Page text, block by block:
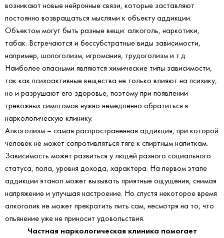
возникают новые нейронные связи, которые заставляют
постоянно возвращаться мыслями к объекту аддикции.
Объектом могут быть разные вещи: алкоголь, наркотики,
табак. Встречаются и бессубстратные виды зависимости,
например, шопоголизм, игромания, трудоголизм и т.д.
Наиболее опасными являются химические типы зависимости,
так как психоактивные вещества не только влияют на психику,
но и разрушают его здоровье, поэтому при появлении
тревожных симптомов нужно немедленно обратиться в
наркологическую клинику.
Алкоголизм – самая распространенная аддикция, при которой
человек не может сопротивляться тяге к спиртным напиткам.
Зависимость может развиться у людей разного социального
статуса, пола, уровня дохода, характера. На первом этапе
аддикции этанол может вызывать приятные ощущения, снимая
напряжение и улучшая настроение. Но спустя некоторое время
алкоголик не может прекратить пить сам, несмотря на то, что
опьянение уже не приносит удовольствия.
Частная наркологическая клиника помогает